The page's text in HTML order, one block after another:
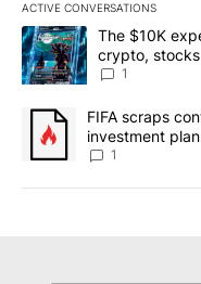
ACTIVE CONVERSATIONS
The following is a list of
A trending article titled
The $10K
crypto,
8
1
A trending article titled
FIFA scraps
investment
1